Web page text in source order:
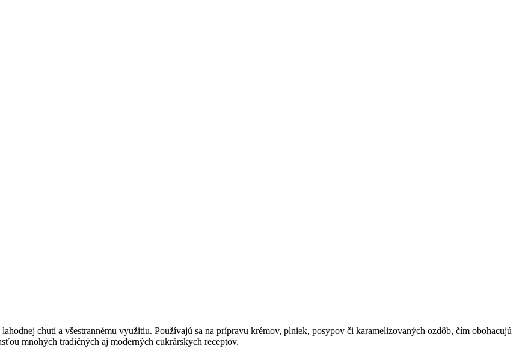
chuti a všestrannému využitiu. Používajú sa na prípravu krémov, plniek, posypov či karamelizovaných ozdôb, čím obohacujú
mnohých tradičných aj moderných cukrárskych receptov.